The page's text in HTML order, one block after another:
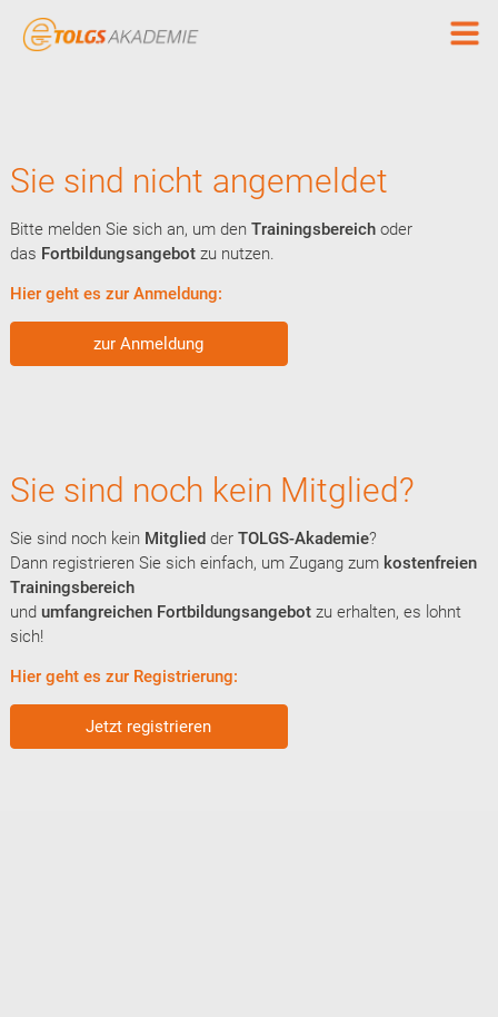
Sie sind nicht angemeldet
Bitte melden Sie sich an, um den Trainingsbereichoder
das Fortbildungsangebotzu nutzen.
Hier geht es zur Anmeldung:
zur Anmeldung
Sie sind noch kein Mitglied?
Sie sind noch kein Mitgliedder TOLGS-Akademie?
Dann registrieren Sie sich einfach, um Zugang zumkostenfreien
Trainingsbereich
und umfangreichen Fortbildungsangebotzu erhalten, es lohnt
sich!
Hier geht es zur Registrierung:
Jetzt registrieren